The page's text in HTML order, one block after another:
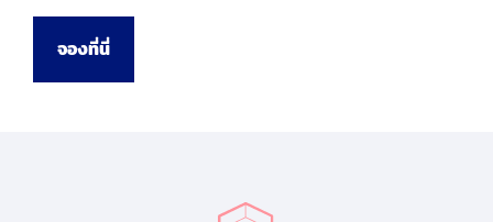
จองที่นี่